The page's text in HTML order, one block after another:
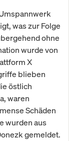
was zur Folge
ohne
wurde von
X
blieben
östlich
waren
Schäden
wurden aus
gemeldet.